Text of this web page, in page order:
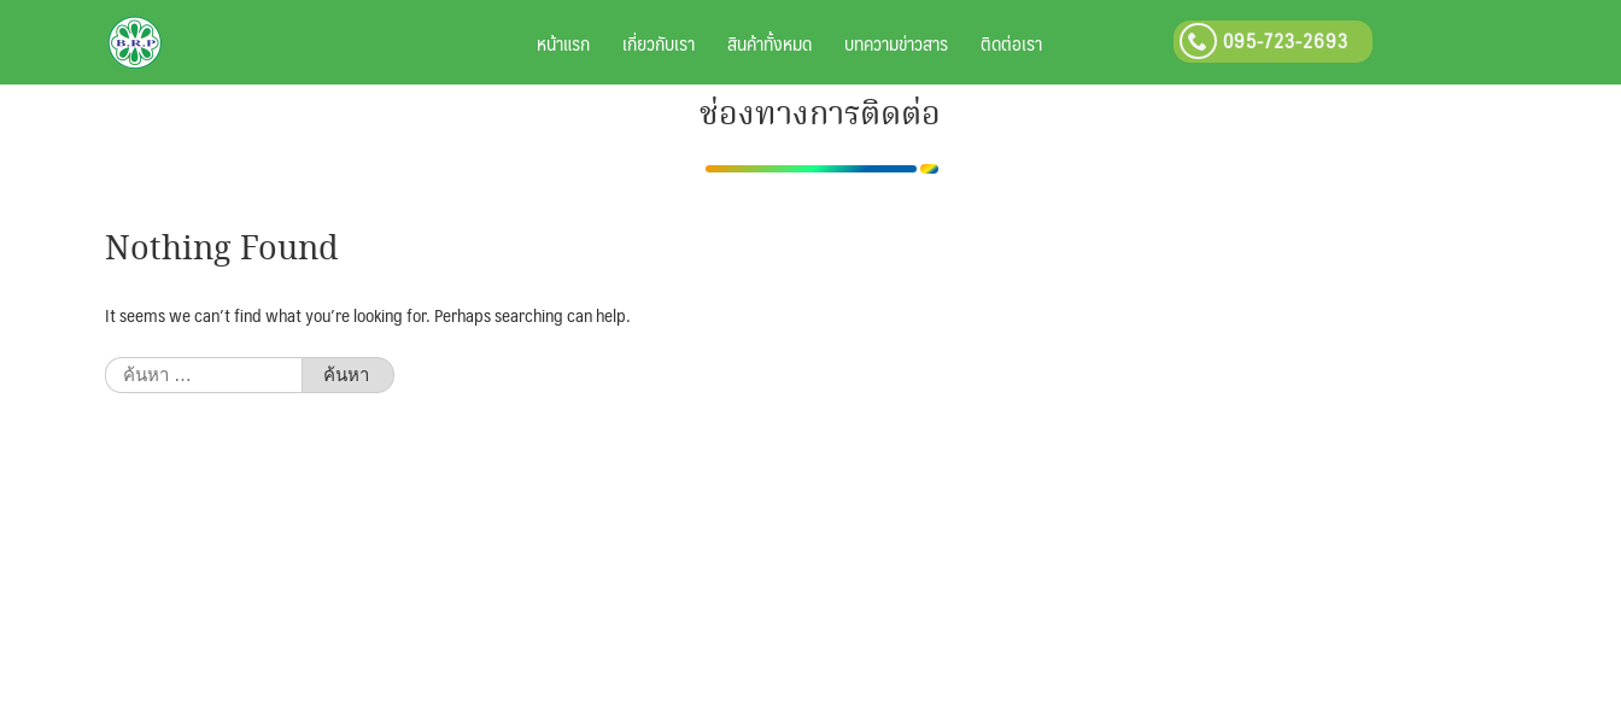
BRPAUTO.COM 095-723-2693
หน้าแรก เกี่ยวกับเรา สินค้าทั้งหมด บทความข่าวสาร ติดต่อเรา
ช่องทางการติดต่อ
Nothing Found
It seems we can’t find what you’re looking for. Perhaps searching can help.
ค้นหา
สำหรับ: